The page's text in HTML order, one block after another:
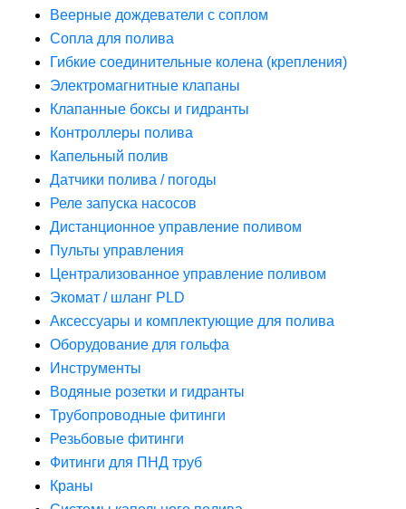
Веерные дождеватели с соплом
Сопла для полива
Гибкие соединительные колена (крепления)
Электромагнитные клапаны
Клапанные боксы и гидранты
Контроллеры полива
Капельный полив
Датчики полива / погоды
Реле запуска насосов
Дистанционное управление поливом
Пульты управления
Централизованное управление поливом
Экомат / шланг PLD
Аксессуары и комплектующие для полива
Оборудование для гольфа
Инструменты
Водяные розетки и гидранты
Трубопроводные фитинги
Резьбовые фитинги
Фитинги для ПНД труб
Краны